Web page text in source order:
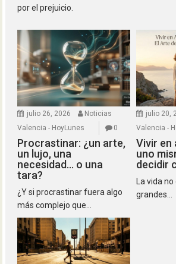
por el prejuicio.
julio 26, 2026
Noticias
Valencia - HoyLunes
0
Procrastinar: ¿un arte,
un lujo, una
necesidad… o una
tara?
¿Y si procrastinar fuera algo
más complejo que...
julio 20,
Valencia -
Vivir en
uno
decidir
La vida
grandes...